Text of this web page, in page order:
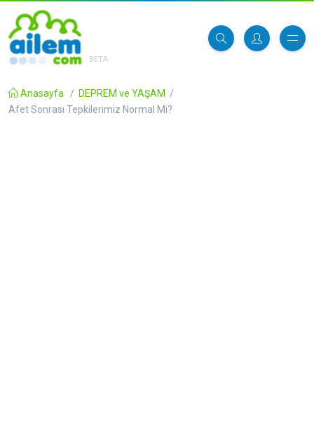
BETA
Anasayfa / DEPREM ve YAŞAM /
Afet Sonrası Tepkilerimiz Normal Mi?